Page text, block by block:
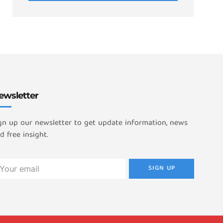
up our newsletter to get update information, news
free insight.
SIGN UP